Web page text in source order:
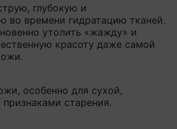
глубокую и
во времени гидратацию тканей.
утолить «жажду» и
красоту даже самой
особенно для сухой,
признаками старения.